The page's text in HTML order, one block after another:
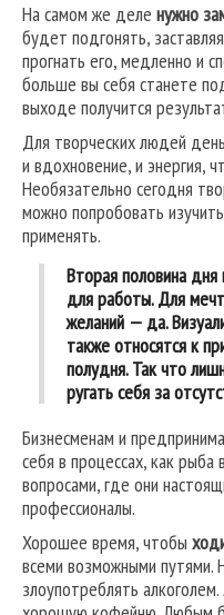
На самом же деле нужно
будет подгонять,
прогнать его, медленно и
больше вы себя станете
выходе получится
Для творческих людей
и вдохновение, и энергия,
Необязательно сегодня
можно попробовать
применять.
Вторая половина
для работы. Для
желаний — да.
также относятся к
полудня. Так что
ругать себя за
Бизнесменам и
себя в процессах, как рыба
вопросами, где они
профессионалы.
Хорошее время, чтобы
всеми возможными путями.
злоупотреблять